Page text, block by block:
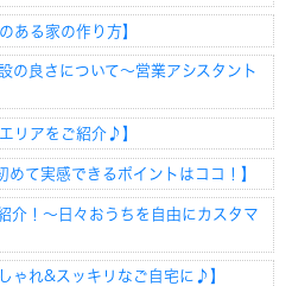
ある家の作り方】
の良さについて～営業アシスタント
リアをご紹介♪】
めて実感できるポイントはココ！】
介！～日々おうちを自由にカスタマ
ゃれ&スッキリなご自宅に♪】